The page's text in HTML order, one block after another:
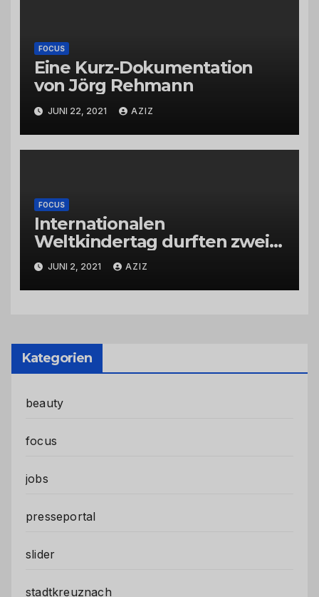
FOCUS
Eine Kurz-Dokumentation
von Jörg Rehmann
JUNI 22, 2021 AZIZ
FOCUS
Internationalen
Weltkindertag durften zwei
Kinder den Tierpark
Rheinböllen interviewen!
JUNI 2, 2021 AZIZ
Kategorien
beauty
focus
jobs
presseportal
slider
stadtkreuznach